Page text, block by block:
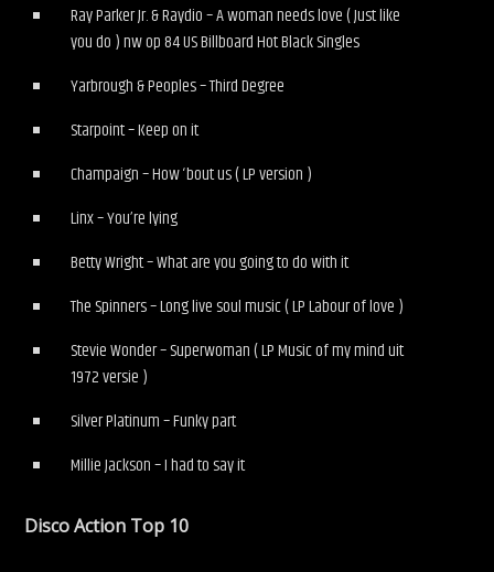
Ray Parker Jr. & Raydio – A woman needs love ( Just like
you do ) nw op 84 US Billboard Hot Black Singles
Yarbrough & Peoples – Third Degree
Starpoint – Keep on it
Champaign – How ‘bout us ( LP version )
Linx – You’re lying
Betty Wright – What are you going to do with it
The Spinners – Long live soul music ( LP Labour of love )
Stevie Wonder – Superwoman ( LP Music of my mind uit
1972 versie )
Silver Platinum – Funky part
Millie Jackson – I had to say it
Disco Action Top 10